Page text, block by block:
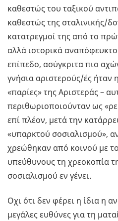
καθεστώς του ταξικού
καθεστώς της σταλινικής/
κατατρεγμοί της από το
αλλά ιστορικά
επίπεδο, ασύγκριτα πιο
γνήσια αριστερούς/ές ήταν
«παρίες» της Αριστεράς –
περιθωριοποιούνταν ως
επί πλέον, μετά την
«υπαρκτού σοσιαλισμού»,
χρεώθηκαν από κοινού με
υπεύθυνους τη χρεοκοπία
σοσιαλισμού εν γένει.
Οχι ότι δεν φέρει η ίδια η
μεγάλες ευθύνες για τη